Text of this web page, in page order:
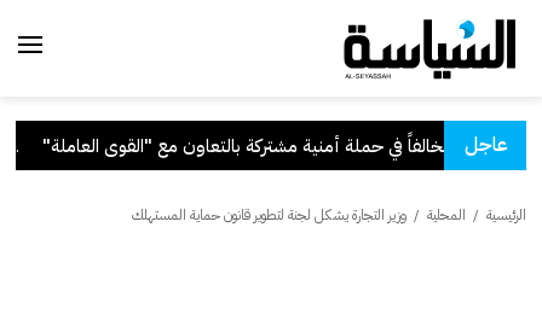
عاجلمع "القوى العاملة" .
الرئيسية / المحلية / وزير التجارة يشكل لجنة لتطوير قانون حماية المستهلك